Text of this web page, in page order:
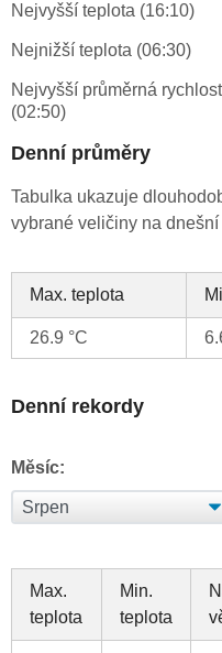
Nejvyšší teplota (16:10)
Nejnižší teplota (06:30)
Nejvyšší průměrná
(02:50)
Denní průměry
Tabulka ukazuje
vybrané veličiny na dnešní
Max. teplota
26.9 °C
Denní rekordy
Měsíc:
Max.
teplota
Min.
teplota